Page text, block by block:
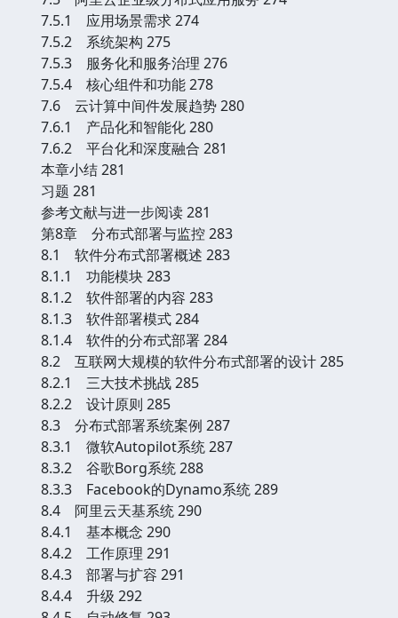
7.5.1 应用场景需求 274
7.5.2 系统架构 275
7.5.3 服务化和服务治理 276
7.5.4 核心组件和功能 278
7.6 云计算中间件发展趋势 280
7.6.1 产品化和智能化 280
7.6.2 平台化和深度融合 281
本章小结 281
习题 281
参考文献与进一步阅读 281
第8章 分布式部署与监控 283
8.1 软件分布式部署概述 283
8.1.1 功能模块 283
8.1.2 软件部署的内容 283
8.1.3 软件部署模式 284
8.1.4 软件的分布式部署 284
8.2 互联网大规模的软件分布式部署的设计 285
8.2.1 三大技术挑战 285
8.2.2 设计原则 285
8.3 分布式部署系统案例 287
8.3.1 微软Autopilot系统 287
8.3.2 谷歌Borg系统 288
8.3.3 Facebook的Dynamo系统 289
8.4 阿里云天基系统 290
8.4.1 基本概念 290
8.4.2 工作原理 291
8.4.3 部署与扩容 291
8.4.4 升级 292